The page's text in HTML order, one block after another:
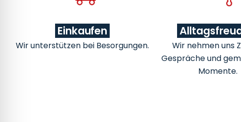
Einkaufen
Wir unterstützen bei Besorgungen.
Wir nehmen uns
Gespräche und
Momente.